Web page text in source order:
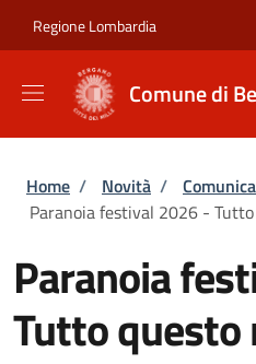
Regione Lombardia
Comune di
Briciole di pane
Home / Novità /
Paranoia festival 2026 -
Paranoia
Tutto questo